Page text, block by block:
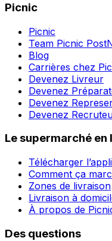
Picnic
Picnic
Team Picnic
Blog
Carrières chez
Devenez Livreur
Devenez
Devenez
Devenez
Le supermarché en
Télécharger l’appli
Comment ça
Zones de livraison
Livraison à
À propos de
Des questions